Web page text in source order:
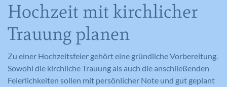
Hochzeit mit kirchlicher
Trauung planen
Zu einer Hochzeitsfeier gehört eine gründliche Vorbereitung.
Sowohl die kirchliche Trauung als auch die anschließenden
Feierlichkeiten sollen mit persönlicher Note und gut geplant